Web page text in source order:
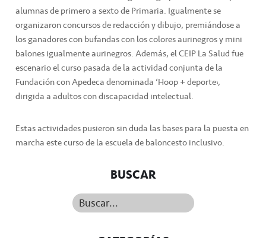
alumnas de primero a sexto de Primaria. Igualmente se
organizaron concursos de redacción y dibujo, premiándose a
los ganadores con bufandas con los colores aurinegros y mini
balones igualmente aurinegros. Además, el CEIP La Salud fue
escenario el curso pasada de la actividad conjunta de la
Fundación con Apedeca denominada ‘Hoop + deporte’,
dirigida a adultos con discapacidad intelectual.
Estas actividades pusieron sin duda las bases para la puesta en
marcha este curso de la escuela de baloncesto inclusivo.
BUSCAR
Buscar...